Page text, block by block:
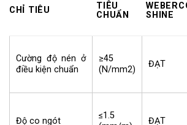
CHỈ TIÊU
TIÊU
CHUẨN
SHINE
Cường độ nén ở
điều kiện chuẩn
≥45
(N/mm2)
ĐẠT
Độ co ngót
≤1.5
ĐẠT